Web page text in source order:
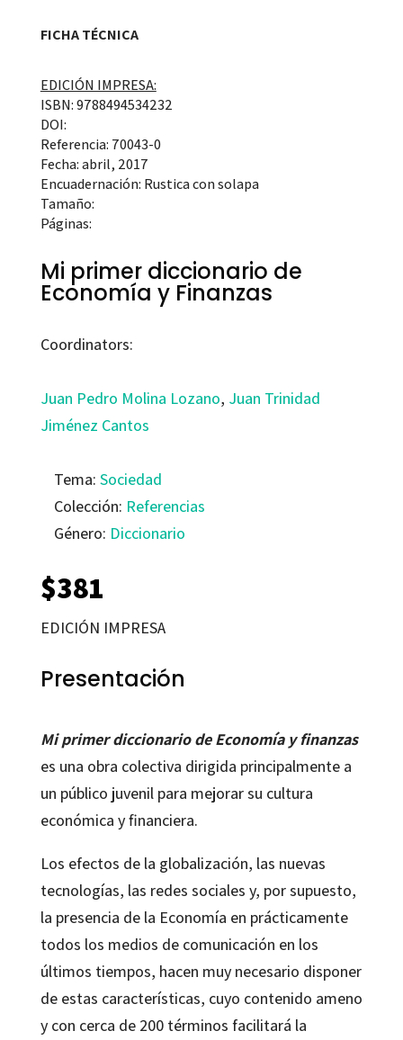
FICHA TÉCNICA
EDICIÓN IMPRESA:
ISBN: 9788494534232
DOI:
Referencia: 70043-0
Fecha: abril, 2017
Encuadernación: Rustica con solapa
Tamaño:
Páginas:
Mi primer diccionario de
Economía y Finanzas
Coordinators:
Juan Pedro Molina Lozano, Juan Trinidad
Jiménez Cantos
Tema: Sociedad
Colección: Referencias
Género: Diccionario
$381
EDICIÓN IMPRESA
Presentación
Mi primer diccionario de Economía y finanzas
es una obra colectiva dirigida principalmente a
un público juvenil para mejorar su cultura
económica y financiera.
Los efectos de la globalización, las nuevas
tecnologías, las redes sociales y, por supuesto,
la presencia de la Economía en prácticamente
todos los medios de comunicación en los
últimos tiempos, hacen muy necesario disponer
de estas características, cuyo contenido ameno
y con cerca de 200 términos facilitará la